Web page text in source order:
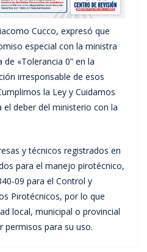
Cucco, expresó que
especial con la ministra
«Tolerancia 0” en la
irresponsable de esos
la Ley y Cuidamos
el deber del ministerio con la
y técnicos registrados en
para el manejo pirotécnico,
09 para el Control y
Pirotécnicos, por lo que
local, municipal o provincial
permisos para su uso.